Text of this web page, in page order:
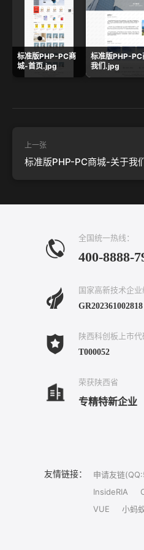
标准版PHP-PC商
城-首页.jpg
标准版PHP-
我们.jpg
上一张
标准版PHP-PC商城-关于我
全国统一热线：
400-8888-
国家高新技术企业
GR202361002818
陕西科创板上市代
T000052
荣获陕西省
专精特新企业
友情链接： 申请友链
InsideRIA
VUE
小蚂